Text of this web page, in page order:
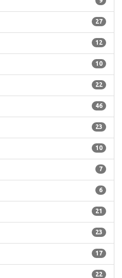
27
12
10
22
46
23
10
7
6
21
23
17
22